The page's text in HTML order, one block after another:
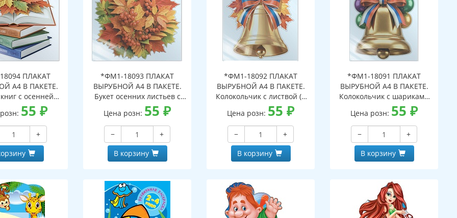
ПЛАКАТ
А4 В ПАКЕТЕ.
с осенней
листвой (в
упаковке,
и клеевым
двухсторонний,
ВД-лак)
55₽
+
*ФМ1-18093 ПЛАКАТ
ВЫРУБНОЙ А4 В ПАКЕТЕ.
Букет осенних листьев с
рябиной (в
индивидуальной упаковке,
с европодвесом и клеевым
клапаном, двухсторонний,
ВД-лак)
Цена розн: 55₽
−
+
В корзину
*ФМ1-18092 ПЛАКАТ
ВЫРУБНОЙ А4 В ПАКЕТЕ.
Колокольчик с листвой (в
индивидуальной упаковке,
двухсторонний, ВД-лак)
Цена розн: 55₽
−
+
В корзину
*ФМ1-18091 ПЛАКАТ
ВЫРУБНОЙ А4 В ПАКЕТЕ.
Колокольчик с шариками
(в индивидуальной
упаковке, двухсторонний,
ВД-лак)
Цена розн: 55₽
−
+
В корзину